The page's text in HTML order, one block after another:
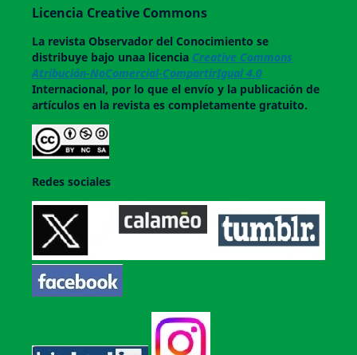
Licencia Creative Commons
La revistaObservador del Conocimiento se
distribuye bajo unaa licencia Creative Commons
Atribución-NoComercial-CompartirIgual 4.0
Internacional, por lo que el envío y la publicación de
artículos en la revista es completamente gratuito.
Redes sociales